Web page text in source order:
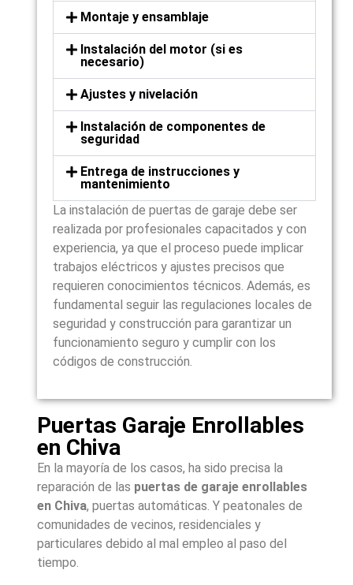
Montaje y ensamblaje
Instalación del motor (si es
necesario)
Ajustes y nivelación
Instalación de componentes de
seguridad
Entrega de instrucciones y
mantenimiento
La instalación de puertas de garaje debe ser
realizada por profesionales capacitados y con
experiencia, ya que el proceso puede implicar
trabajos eléctricos y ajustes precisos que
requieren conocimientos técnicos. Además, es
fundamental seguir las regulaciones locales de
seguridad y construcción para garantizar un
funcionamiento seguro y cumplir con los
códigos de construcción.
Puertas Garaje Enrollables
en Chiva
En la mayoría de los casos, ha sido precisa la
reparación de las puertas de garaje enrollables
en Chiva, puertas automáticas. Y peatonales de
comunidades de vecinos, residenciales y
particulares debido al mal empleo al paso del
tiempo.